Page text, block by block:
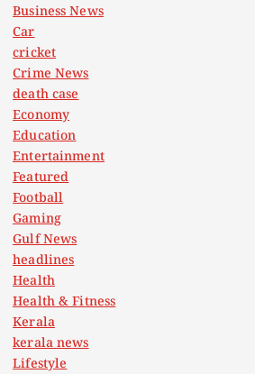
Business News
Car
cricket
Crime News
death case
Economy
Education
Entertainment
Featured
Football
Gaming
Gulf News
headlines
Health
Health & Fitness
Kerala
kerala news
Lifestyle